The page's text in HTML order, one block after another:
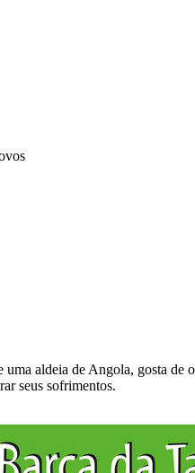
aldeia de Angola, gosta de
seus sofrimentos.